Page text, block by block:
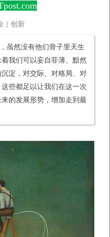
｜创新
虽然没有他们骨子里天生
我们可以妄自菲薄、黯然
淀，对交际、对格局、对
些都足以让我们在这一次
的发展形势，增加走到最